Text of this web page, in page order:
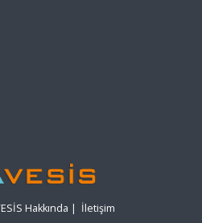
Hakkında | İletişim